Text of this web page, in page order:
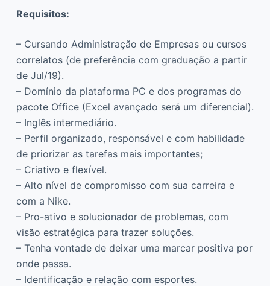
Requisitos:
– Cursando Administração de Empresas ou cursos
correlatos (de preferência com graduação a partir
de Jul/19).
– Domínio da plataforma PC e dos programas do
pacote Office (Excel avançado será um diferencial).
– Inglês intermediário.
– Perfil organizado, responsável e com habilidade
de priorizar as tarefas mais importantes;
– Criativo e flexível.
– Alto nível de compromisso com sua carreira e
com a Nike.
– Pro-ativo e solucionador de problemas, com
visão estratégica para trazer soluções.
– Tenha vontade de deixar uma marcar positiva por
onde passa.
– Identificação e relação com esportes.